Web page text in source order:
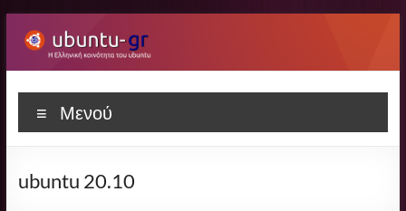
στο
περιεχόμενο
Ubuntu-
gr
Η
ελληνική
κοινότητα
Ubuntu
Μενού
ubuntu 20.10